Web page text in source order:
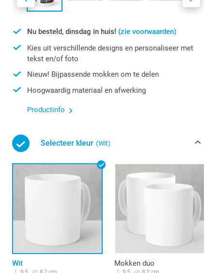
Nu besteld, dinsdag in huis! (zie voorwaarden)
Kies uit verschillende designs en personaliseer met
tekst en/of foto
Nieuw! Bijpassende mokken om te delen
Hoogwaardig materiaal en afwerking
Productinfo
Selecteer kleur (Wit)
Wit Mokken duo